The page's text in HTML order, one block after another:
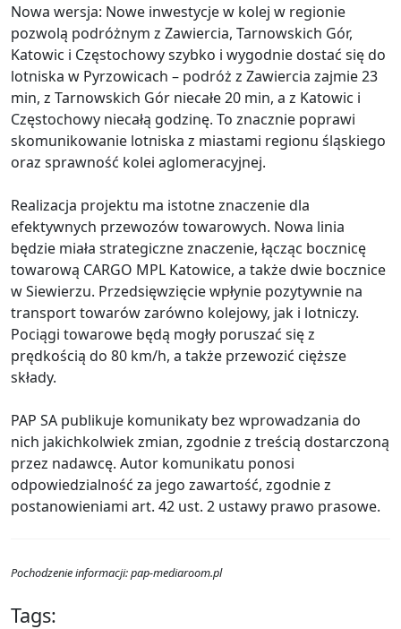
Nowa wersja: Nowe inwestycje w kolej w regionie
pozwolą podróżnym z Zawiercia, Tarnowskich Gór,
Katowic i Częstochowy szybko i wygodnie dostać się do
lotniska w Pyrzowicach – podróż z Zawiercia zajmie 23
min, z Tarnowskich Gór niecałe 20 min, a z Katowic i
Częstochowy niecałą godzinę. To znacznie poprawi
skomunikowanie lotniska z miastami regionu śląskiego
oraz sprawność kolei aglomeracyjnej.
Realizacja projektu ma istotne znaczenie dla
efektywnych przewozów towarowych. Nowa linia
będzie miała strategiczne znaczenie, łącząc bocznicę
towarową CARGO MPL Katowice, a także dwie bocznice
w Siewierzu. Przedsięwzięcie wpłynie pozytywnie na
transport towarów zarówno kolejowy, jak i lotniczy.
Pociągi towarowe będą mogły poruszać się z
prędkością do 80 km/h, a także przewozić cięższe
składy.
PAP SA publikuje komunikaty bez wprowadzania do
nich jakichkolwiek zmian, zgodnie z treścią dostarczoną
przez nadawcę. Autor komunikatu ponosi
odpowiedzialność za jego zawartość, zgodnie z
postanowieniami art. 42 ust. 2 ustawy prawo prasowe.
Pochodzenie informacji: pap-mediaroom.pl
Tags: